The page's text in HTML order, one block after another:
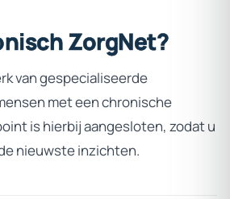
ZorgNet?
van gespecialiseerde
met een chronische
is hierbij aangesloten, zodat u
nieuwste inzichten.